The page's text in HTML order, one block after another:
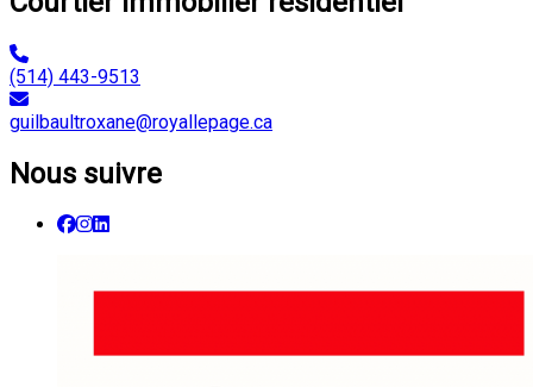
(514) 443-9513
guilbaultroxane@royallepage.ca
Nous suivre